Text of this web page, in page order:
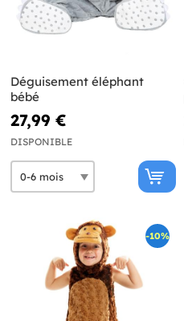
Déguisement éléphant
bébé
27,99 €
DISPONIBLE
-10%